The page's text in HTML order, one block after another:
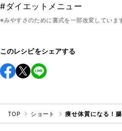
#ダイエットメニュー
※みやすさのために書式を一部改変していま
このレシピをシェアする
TOP ショート 痩せ体質になる！